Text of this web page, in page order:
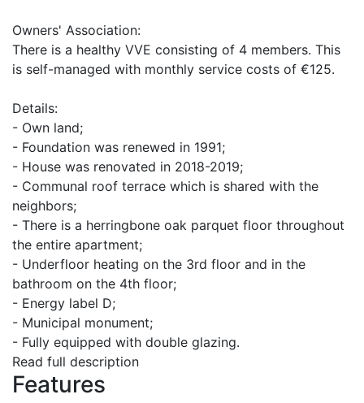
Owners' Association:
There is a healthy VVE consisting of 4 members. This
is self-managed with monthly service costs of €125.
Details:
- Own land;
- Foundation was renewed in 1991;
- House was renovated in 2018-2019;
- Communal roof terrace which is shared with the
neighbors;
- There is a herringbone oak parquet floor throughout
the entire apartment;
- Underfloor heating on the 3rd floor and in the
bathroom on the 4th floor;
- Energy label D;
- Municipal monument;
- Fully equipped with double glazing.
Read full description
Features